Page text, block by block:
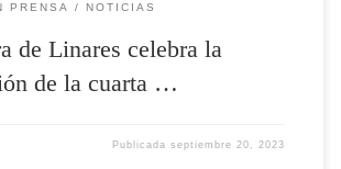
PRENSA NOTICIAS
de Linares celebra la
de la cuarta …
Publicadaseptiembre 20, 2023